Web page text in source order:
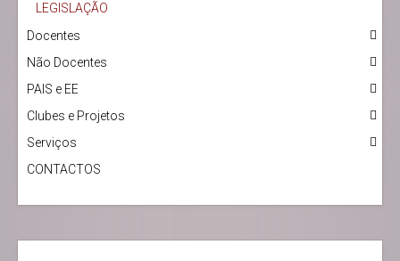
LEGISLAÇÃO
Docentes
Não Docentes
PAIS e EE
Clubes e Projetos
Serviços
CONTACTOS